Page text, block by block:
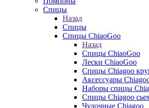
Спицы
Назад
Спицы
Спицы ChiaoGoo
Назад
Спицы ChiaoGoo
Лески ChiaoGoo
Cпицы Сhiagoo
Аксессуары
Наборы спицы
Спицы Chiagoo
Чулочные Chiagoo